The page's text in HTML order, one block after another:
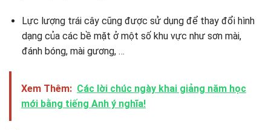
Lực lượng trái cây cũng được sử dụng để thay đổi hình
dạng của các bề mặt ở một số khu vực như sơn mài,
đánh bóng, mài gương, …
Xem Thêm: Các lời chúc ngày khai giảng năm học
mới bằng tiếng Anh ý nghĩa!